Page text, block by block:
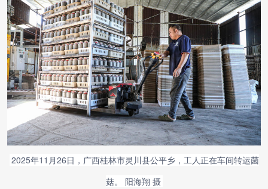
2025年11月26日，广西桂林市灵川县公平乡，工人正在车间转运菌
菇。 阳海翔 摄